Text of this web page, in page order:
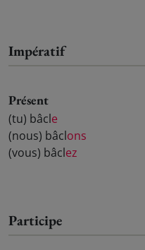
Impératif
Présent
(tu) bâcle
(nous) bâclons
(vous) bâclez
Participe